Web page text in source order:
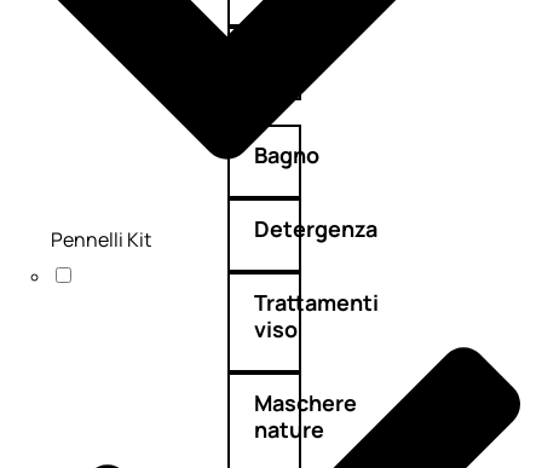
Bagno
Detergenza
Trattamenti
viso
Maschere
nature
Pennelli Kit